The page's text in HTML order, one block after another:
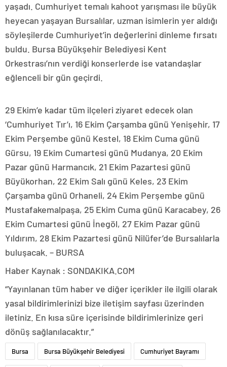
yaşadı. Cumhuriyet temalı kahoot yarışması ile büyük
heyecan yaşayan Bursalılar, uzman isimlerin yer aldığı
söyleşilerde Cumhuriyet’in değerlerini dinleme fırsatı
buldu. Bursa Büyükşehir Belediyesi Kent
Orkestrası’nın verdiği konserlerde ise vatandaşlar
eğlenceli bir gün geçirdi.
29 Ekim’e kadar tüm ilçeleri ziyaret edecek olan
‘Cumhuriyet Tır’ı, 16 Ekim Çarşamba günü Yenişehir, 17
Ekim Perşembe günü Kestel, 18 Ekim Cuma günü
Gürsu, 19 Ekim Cumartesi günü Mudanya, 20 Ekim
Pazar günü Harmancık, 21 Ekim Pazartesi günü
Büyükorhan, 22 Ekim Salı günü Keles, 23 Ekim
Çarşamba günü Orhaneli, 24 Ekim Perşembe günü
Mustafakemalpaşa, 25 Ekim Cuma günü Karacabey, 26
Ekim Cumartesi günü İnegöl, 27 Ekim Pazar günü
Yıldırım, 28 Ekim Pazartesi günü Nilüfer’de Bursalılarla
buluşacak. – BURSA
Haber Kaynak : SONDAKIKA.COM
“Yayınlanan tüm haber ve diğer içerikler ile ilgili olarak
yasal bildirimlerinizi bize iletişim sayfası üzerinden
iletiniz. En kısa süre içerisinde bildirimlerinize geri
dönüş sağlanılacaktır.”
Bursa Bursa Büyükşehir Belediyesi Cumhuriyet Bayramı